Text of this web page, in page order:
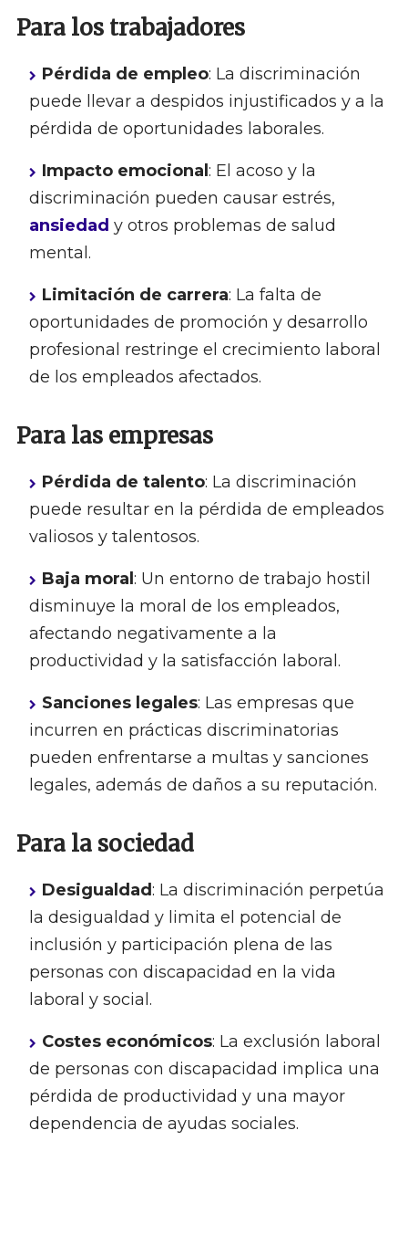
Para los trabajadores
Pérdida de empleo: La discriminación
puede llevar a despidos injustificados y a la
pérdida de oportunidades laborales.
Impacto emocional : El acoso y la
discriminación pueden causar estrés,
ansiedad y otros problemas de salud
mental.
Limitación de carrera: La falta de
oportunidades de promoción y desarrollo
profesional restringe el crecimiento laboral
de los empleados afectados.
Para las empresas
Pérdida de talento: La discriminación
puede resultar en la pérdida de empleados
valiosos y talentosos.
Baja moral : Un entorno de trabajo hostil
disminuye la moral de los empleados,
afectando negativamente a la
productividad y la satisfacción laboral.
Sanciones legales: Las empresas que
incurren en prácticas discriminatorias
pueden enfrentarse a multas y sanciones
legales, además de daños a su reputación.
Para la sociedad
Desigualdad: La discriminación perpetúa
la desigualdad y limita el potencial de
inclusión y participación plena de las
personas con discapacidad en la vida
laboral y social.
Costes económicos: La exclusión laboral
de personas con discapacidad implica una
pérdida de productividad y una mayor
dependencia de ayudas sociales.